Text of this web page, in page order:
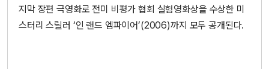
지막 장편 극영화로 전미 비평가 협회 실험영화상을 수상한 미
스터리 스릴러 ‘인 랜드 엠파이어’(2006)까지 모두 공개된다.